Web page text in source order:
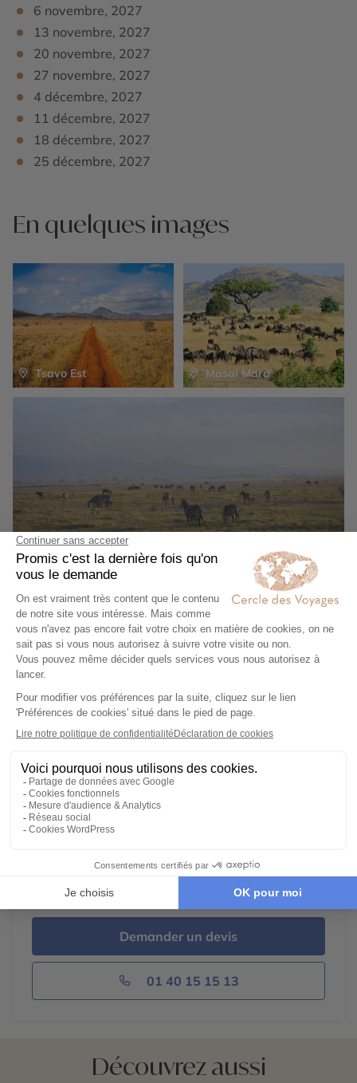
6 novembre, 2027
13 novembre, 2027
20 novembre, 2027
27 novembre, 2027
4 décembre, 2027
11 décembre, 2027
18 décembre, 2027
25 décembre, 2027
En quelques images
Amboseli
Tsavo Est Masai Mara
Voir plus de photos
Durée du voyage
9 jours / 7 nuits
5,0/5
Voir tous les avis
Des conseillers créateurs d'
engagementlocal et responsable
Une agence 31
, Paris
Demander un devis
01 40 15 15 13
Découvrez aussi